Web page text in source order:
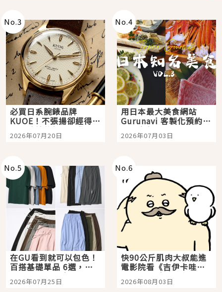
No.3
必買日系腕錶品牌
KUOE！不張揚卻經得起
時間洗鍊的經典之作五
選
2026年07月20日
No.4
用日本最大美食網站
Gurunavi 客製化預約九
大都市餐廳，打造專屬
美食體驗！
2026年07月03日
No.5
在GU看到就可以包色！
百搭基礎單品 6選，閉
眼全收也不心疼
2026年07月25日
No.6
快90公斤肌肉大叔能進
電影院看《吉伊卡哇》
嗎？日本重金屬樂團
「打首」會長與nagano
2026年08月03日